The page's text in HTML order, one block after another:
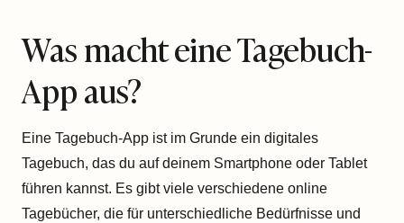
Was macht eine Tagebuch-
App aus?
Eine Tagebuch-App ist im Grunde ein digitales
Tagebuch, das du auf deinem Smartphone oder Tablet
führen kannst. Es gibt viele verschiedene online
Tagebücher, die für unterschiedliche Bedürfnisse und